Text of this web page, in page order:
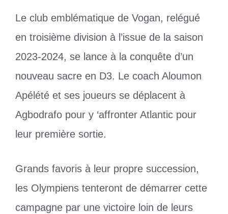
Le club emblématique de Vogan, relégué
en troisième division à l’issue de la saison
2023-2024, se lance à la conquête d’un
nouveau sacre en D3. Le coach Aloumon
Apélété et ses joueurs se déplacent à
Agbodrafo pour y ‘affronter Atlantic pour
leur première sortie.
Grands favoris à leur propre succession,
les Olympiens tenteront de démarrer cette
campagne par une victoire loin de leurs